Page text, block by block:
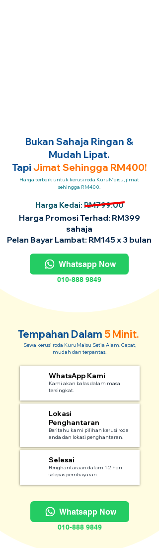
Bukan Sahaja Ringan &
Mudah Lipat.
Tapi Jimat Sehingga RM400!
Harga terbaik untuk kerusi roda KuruMaisu, jimat
sehingga RM400.
Harga Kedai: RM799.00
Harga Promosi Terhad: RM399
sahaja
Pelan Bayar Lambat: RM145 x 3 bulan
Whatsapp Now
010-888 9849
Tempahan Dalam 5 Minit.
Sewa kerusi roda KuruMaisu Setia Alam. Cepat,
mudah dan terpantas.
WhatsApp Kami
Kami akan balas dalam masa
tersingkat.
Lokasi
Penghantaran
Beritahu kami pilihan kerusi roda
anda dan lokasi penghantaran.
Selesai
Penghantaraan dalam 1-2 hari
selepas pembayaran.
Whatsapp Now
010-888 9849